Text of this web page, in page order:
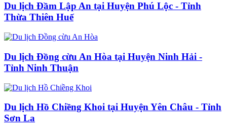
Du lịch Đầm Lập An tại Huyện Phú Lộc - Tỉnh
Thừa Thiên Huế
Du lịch Đồng cừu An Hòa tại Huyện Ninh Hải -
Tỉnh Ninh Thuận
Du lịch Hồ Chiềng Khoi tại Huyện Yên Châu - Tỉnh
Sơn La